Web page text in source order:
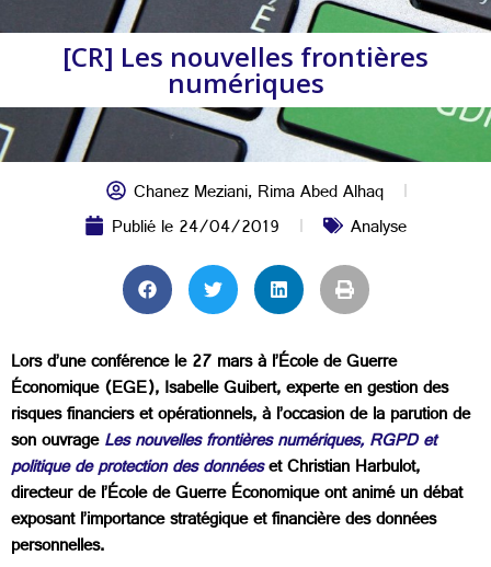
[CR] Les nouvelles frontières
numériques
Chanez Meziani,Rima Abed Alhaq
Publié le24/04/2019 Analyse
Lors d’une conférence le 27 mars à l’École de Guerre
Économique (EGE), Isabelle Guibert, experte en gestion des
risques financiers et opérationnels, à l’occasion de la parution de
son ouvrageLes nouvelles frontières numériques, RGPD et
politique de protection des donnéeset Christian Harbulot,
directeur de l’École de Guerre Économique ont animé un débat
exposant l’importance stratégique et financière des données
personnelles.